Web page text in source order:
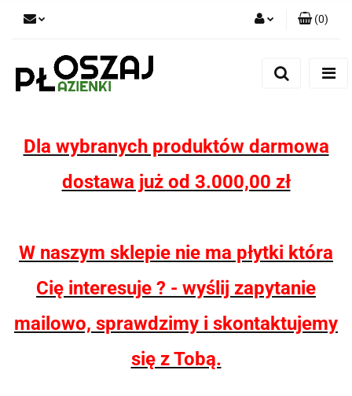
(0)
Dla wybranych produktów darmowa
dostawa już od 3.000,00 zł
W naszym sklepie nie ma płytki która
Cię interesuje ? - wyślij zapytanie
mailowo, sprawdzimy i skontaktujemy
się z Tobą.